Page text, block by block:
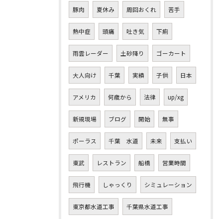
豚肉 夏休み 周回おくれ 苦手
熱中症 頭痛 吐き気 下痢
雨雲レーダー 土砂降り ゴーカート
大人向け 千葉 実績 子供 日本
アメリカ 何歳から 法律 up/xg
新規現場 ブログ 開始 無事
ポーラス 千葉 水道 未来 支払い
東武 レストラン 船橋 営業時間
飛行機 しゃっくり シミュレーション
東京都水道工事 千葉県水道工事